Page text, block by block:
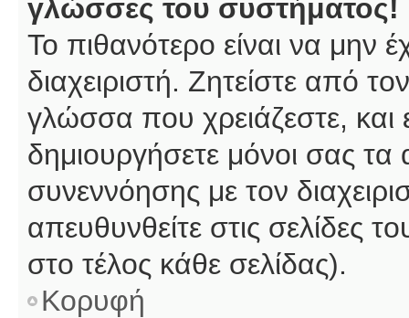
γλώσσες του συστήματος!
Το πιθανότερο είναι να μην
διαχειριστή. Ζητείστε από
γλώσσα που χρειάζεστε, και
δημιουργήσετε μόνοι σας
συνεννόησης με τον
απευθυνθείτε στις
στο τέλος κάθε σελίδας).
Κορυφή